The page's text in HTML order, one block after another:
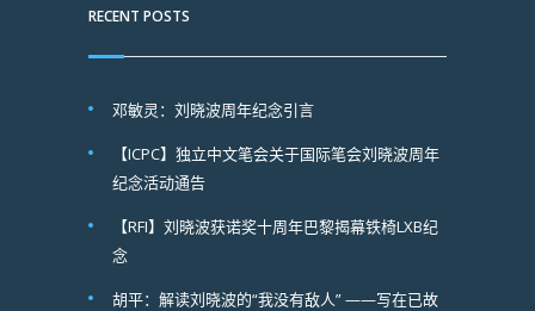
RECENT POSTS
邓敏灵：刘晓波周年纪念引言
【ICPC】独立中文笔会关于国际笔会刘晓波周年
纪念活动通告
【RFI】刘晓波获诺奖十周年巴黎揭幕铁椅LXB纪
念
胡平：解读刘晓波的“我没有敌人” ——写在已故